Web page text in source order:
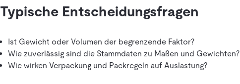
Typische Entscheidungsfragen
Ist Gewicht oder Volumen der begrenzende Faktor?
Wie zuverlässig sind die Stammdaten zu Maßen und Gewichten?
Wie wirken Verpackung und Packregeln auf Auslastung?